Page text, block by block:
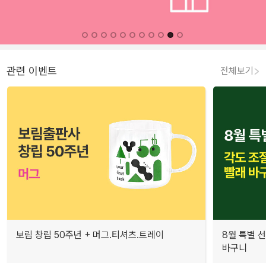
관련 이벤트 전체보기
보림 창립 50주년 + 머그.티셔츠.트레이
8월 특별
바구니